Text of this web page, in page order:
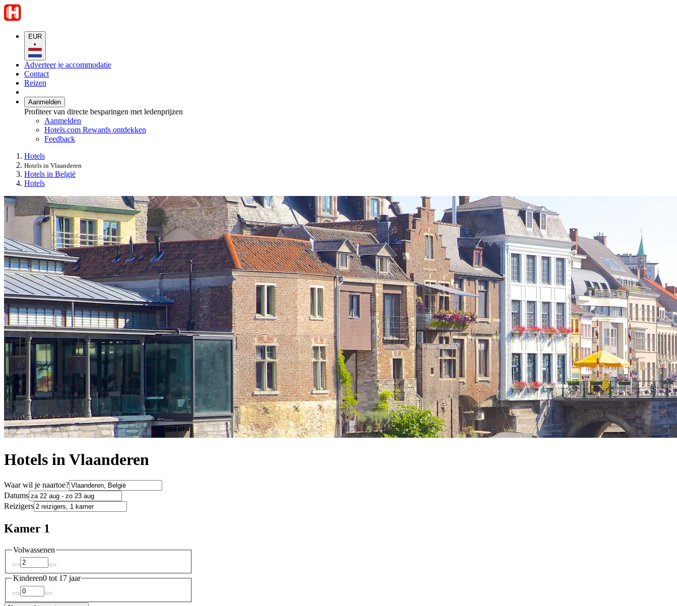
EUR
•
Adverteer je accommodatie
Contact
Reizen
Aanmelden
Profiteer van directe besparingen met ledenprijzen
Aanmelden
Hotels.com Rewards ontdekken
Feedback
Hotels
Hotels in Vlaanderen
Hotels in België
Hotels
Hotels in Vlaanderen
Waar wil je naartoe?
Datums
Reizigers
Kamer 1
Volwassenen
Kinderen0 tot 17 jaar